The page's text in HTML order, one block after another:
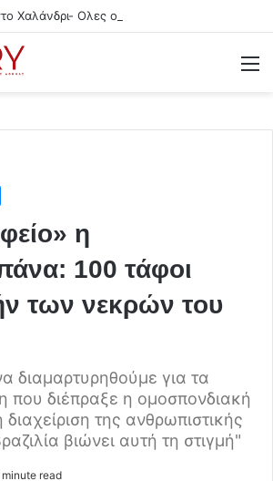
η
100 τάφοι
των νεκρών του
διαμαρτυρηθούμε για τα
που διέπραξε η ομοσπονδιακή
της ανθρωπιστικής
βιώνει αυτή τη στιγμή"
minute read